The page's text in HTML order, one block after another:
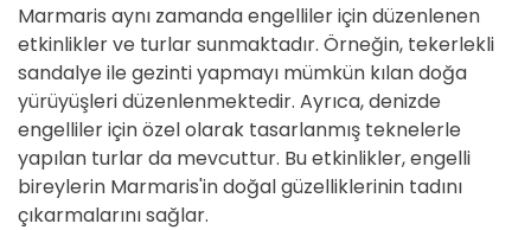
Marmaris aynı zamanda engelliler için düzenlenen
etkinlikler ve turlar sunmaktadır. Örneğin, tekerlekli
sandalye ile gezinti yapmayı mümkün kılan doğa
yürüyüşleri düzenlenmektedir. Ayrıca, denizde
engelliler için özel olarak tasarlanmış teknelerle
yapılan turlar da mevcuttur. Bu etkinlikler, engelli
bireylerin Marmaris'in doğal güzelliklerinin tadını
çıkarmalarını sağlar.